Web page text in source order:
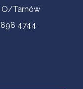
O/Tarnów
4744